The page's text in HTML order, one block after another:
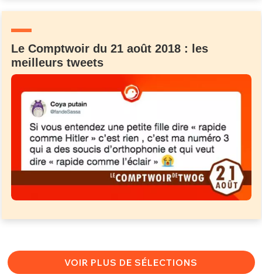
Le Comptwoir du 21 août 2018 : les
meilleurs tweets
VOIR PLUS DE SÉLECTIONS